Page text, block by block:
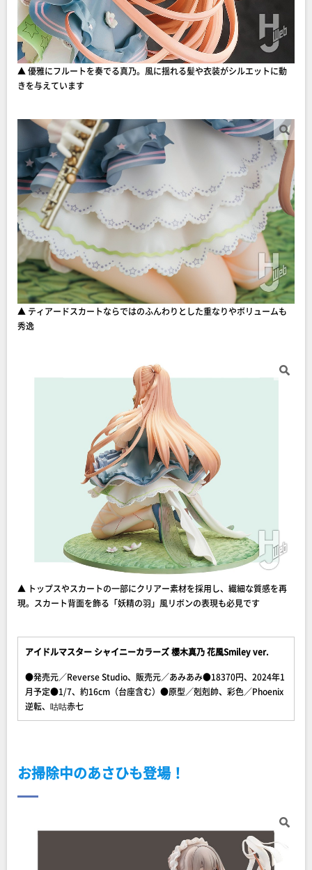
▲ 優雅にフルートを奏でる真乃。風に揺れる髪や衣装がシルエットに動
きを与えています
▲ ティアードスカートならではのふんわりとした重なりやボリュームも
秀逸
▲ トップスやスカートの一部にクリアー素材を採用し、繊細な質感を再
現。スカート背面を飾る「妖精の羽」風リボンの表現も必見です
アイドルマスター シャイニーカラーズ 櫻木真乃 花風Smiley ver.
●発売元／Reverse Studio、販売元／あみあみ●18370円、2024年1
月予定●1/7、約16cm（台座含む）●原型／剋剋帥、彩色／Phoenix
逆転、咕咕赤七
お掃除中のあさひも登場！